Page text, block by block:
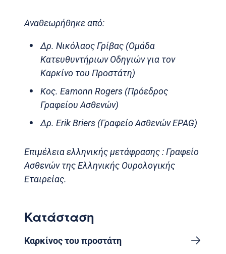
Αναθεωρήθηκε από:
Δρ. Νικόλαος Γρίβας (Ομάδα
Κατευθυντήριων Οδηγιών για τον
Καρκίνο του Προστάτη)
Κος. Eamonn Rogers (Πρόεδρος
Γραφείου Ασθενών)
Δρ. Erik Briers (Γραφείο Ασθενών EPAG)
Επιμέλεια ελληνικής μετάφρασης : Γραφείο
Ασθενών της Ελληνικής Ουρολογικής
Εταιρείας.
Κατάσταση
Καρκίνος του προστάτη